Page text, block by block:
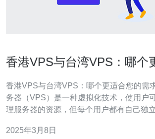
香港VPS与台湾VPS：哪个
香港VPS与台湾VPS：哪个更适合您的需求？ 虚拟专
务器（VPS）是一种虚拟化技术，使用户
理服务器的资源，但每个用户都有自己独
求的VPS是非常重要的。本文将重点介绍
2025年3月8日